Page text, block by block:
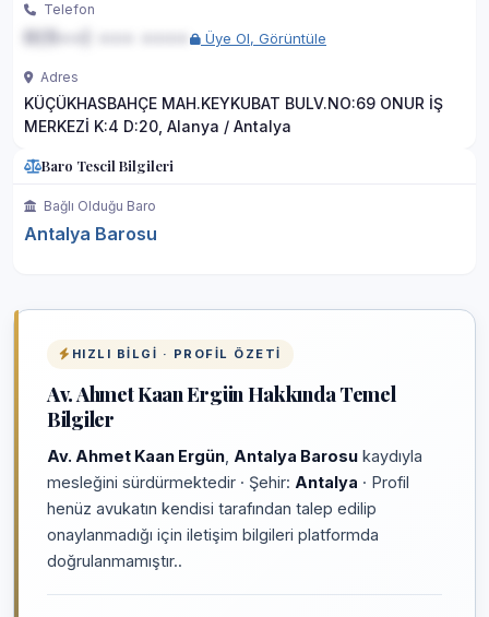
Telefon
Üye Ol, Görüntüle
Adres
KÜÇÜKHASBAHÇE MAH.KEYKUBAT BULV.NO:69 ONUR İŞ
MERKEZİ K:4 D:20, Alanya / Antalya
Baro Tescil Bilgileri
Bağlı Olduğu Baro
Antalya Barosu
HIZLI BILGI · PROFIL ÖZETI
Av. Ahmet Kaan Ergün Hakkında Temel
Bilgiler
Av. Ahmet Kaan Ergün Antalya Barosu kaydıyla
mesleğini sürdürmektedir · Şehir: Antalya · Profil
henüz avukatın kendisi tarafından talep edilip
onaylanmadığı için iletişim bilgileri platformda
doğrulanmamıştır..